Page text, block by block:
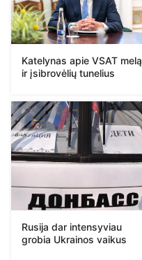
Katelynas apie VSAT melą
ir įsibrovėlių tunelius
Rusija dar intensyviau
grobia Ukrainos vaikus